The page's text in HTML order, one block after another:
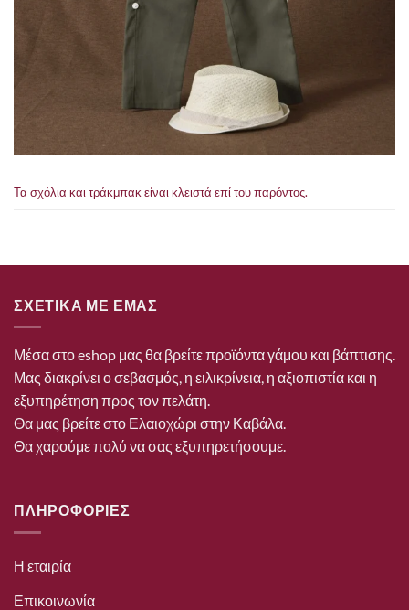
Τα σχόλια και τράκμπακ είναι κλειστά επί του παρόντος.
ΣΧΕΤΙΚΑ ΜΕ ΕΜΑΣ
Μέσα στο eshop μας θα βρείτε προϊόντα γάμου και βάπτισης.
Μας διακρίνει ο σεβασμός, η ειλικρίνεια, η αξιοπιστία και η
εξυπηρέτηση προς τον πελάτη.
Θα μας βρείτε στο Ελαιοχώρι στην Καβάλα.
Θα χαρούμε πολύ να σας εξυπηρετήσουμε.
ΠΛΗΡΟΦΟΡΙΕΣ
Η εταιρία
Επικοινωνία